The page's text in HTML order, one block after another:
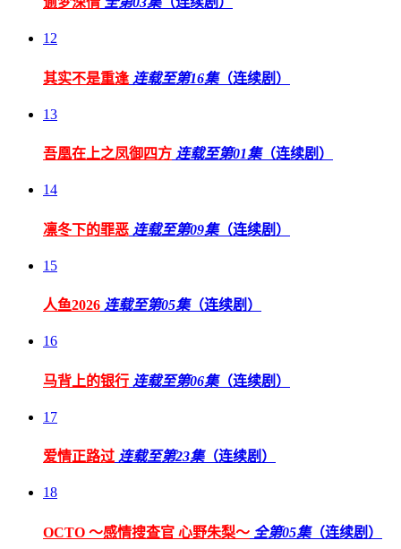
12
其实不是重逢连载至第16集（连续剧）
13
吾凰在上之凤御四方 连载至第01集（连续剧）
14
凛冬下的罪恶 连载至第09集（连续剧）
15
人鱼2026 连载至第05集（连续剧）
16
马背上的银行 连载至第06集（连续剧）
17
爱情正路过 连载至第23集（连续剧）
18
OCTO ～感情搜查官 心野朱梨～ 全第05集（连续剧）